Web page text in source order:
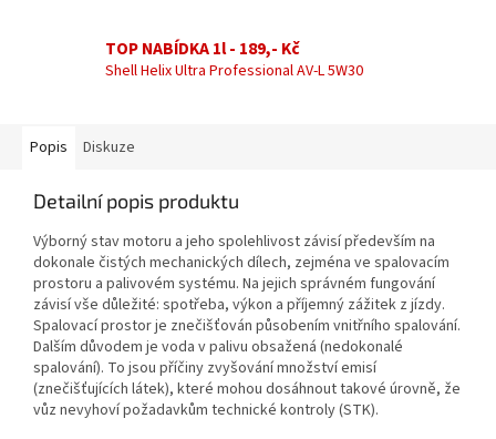
TOP NABÍDKA 1l - 189,- Kč
Shell Helix Ultra Professional AV-L 5W30
Popis Diskuze
Detailní popis produktu
Výborný stav motoru a jeho spolehlivost závisí především na
dokonale čistých mechanických dílech, zejména ve spalovacím
prostoru a palivovém systému. Na jejich správném fungování
závisí vše důležité: spotřeba, výkon a příjemný zážitek z jízdy.
Spalovací prostor je znečišťován působením vnitřního spalování.
Dalším důvodem je voda v palivu obsažená (nedokonalé
spalování). To jsou příčiny zvyšování množství emisí
(znečišťujících látek), které mohou dosáhnout takové úrovně, že
vůz nevyhoví požadavkům technické kontroly (STK).